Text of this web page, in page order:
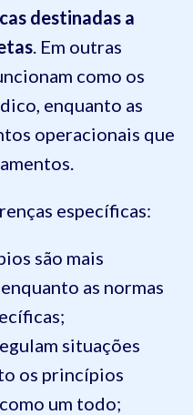
destinadas a
. Em outras
como os
enquanto as
operacionais que
específicas:
são mais
as normas
situações
os princípios
um todo;